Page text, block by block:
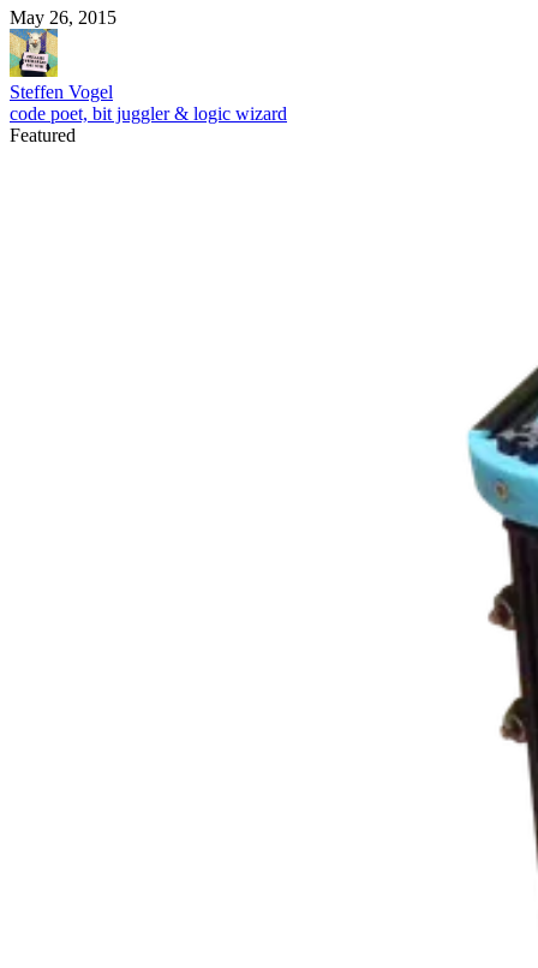
May 26, 2015
Steffen Vogel
code poet, bit juggler & logic wizard
Featured